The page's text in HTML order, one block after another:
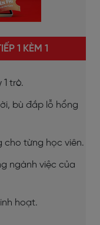
1 KÈM 1
trò.
bù đắp lỗ hổng
cho từng học viên.
ngành việc của
hoạt.